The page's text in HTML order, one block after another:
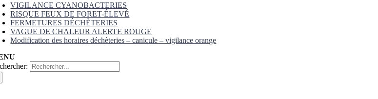
VIGILANCE CYANOBACTERIES
RISQUE FEUX DE FORET-ÉLEVÉ
FERMETURES DÉCHÈTERIES
VAGUE DE CHALEUR ALERTE ROUGE
Modification des horaires déchèteries – canicule – vigilance orange